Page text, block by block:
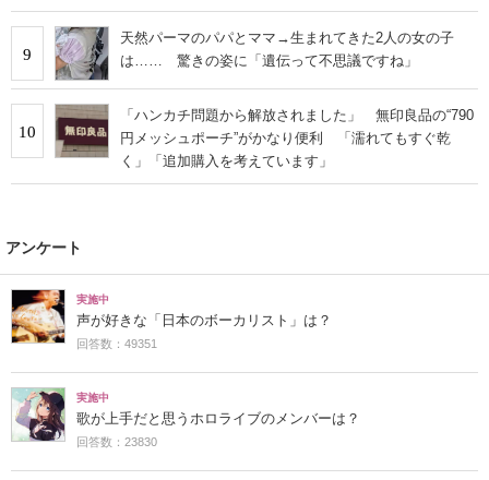
9
天然パーマのパパとママ→生まれてきた2人の女の子
は…… 驚きの姿に「遺伝って不思議ですね」
10
「ハンカチ問題から解放されました」 無印良品の“790
円メッシュポーチ”がかなり便利 「濡れてもすぐ乾
く」「追加購入を考えています」
アンケート
実施中
声が好きな「日本のボーカリスト」は？
回答数：49351
実施中
歌が上手だと思うホロライブのメンバーは？
回答数：23830